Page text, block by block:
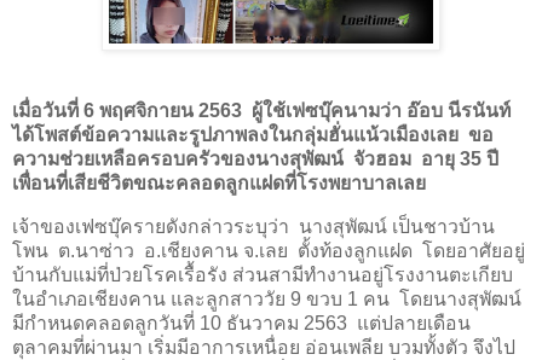
เมื่อวันที่ 6 พฤศจิกายน 2563 ผู้ใช้เฟซบุ๊คนามว่า อ๊อบ นีรนันท์
ได้โพสต์ข้อความและรูปภาพลงในกลุ่มฮั่นแน้วเมืองเลย ขอ
ความช่วยเหลือครอบครัวของนางสุพัฒน์ จัวฮอม อายุ 35 ปี
เพื่อนที่เสียชีวิตขณะคลอดลูกแฝดที่โรงพยาบาลเลย
เจ้าของเฟซบุ๊ครายดังกล่าวระบุว่า นางสุพัฒน์ เป็นชาวบ้าน
โพน ต.นาซ่าว อ.เชียงคาน จ.เลย ตั้งท้องลูกแฝด โดยอาศัยอยู่
บ้านกับแม่ที่ป่วยโรคเรื้อรัง ส่วนสามีทำงานอยู่โรงงานตะเกียบ
ในอำเภอเชียงคาน และลูกสาววัย 9 ขวบ 1 คน โดยนางสุพัฒน์
มีกำหนดคลอดลูกวันที่ 10 ธันวาคม 2563 แต่ปลายเดือน
ตุลาคมที่ผ่านมา เริ่มมีอาการเหนื่อย อ่อนเพลีย บวมทั้งตัว จึงไป